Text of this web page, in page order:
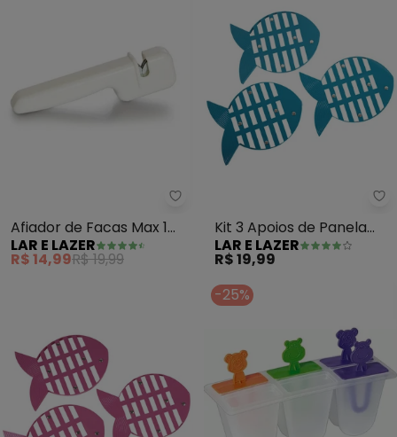
Lar e Lazer - Afiador de Facas
Afiador de Facas Max 1
Peça
LAR E LAZER
R$ 14,99R$ 19,99
Kit 3 Apoios de Panela
Peixe
LAR E LAZER
R$ 19,99
-25%